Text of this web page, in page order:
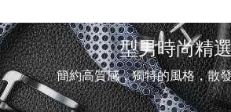
更多資訊
型男時尚精
簡約高質感，獨特的風格，散